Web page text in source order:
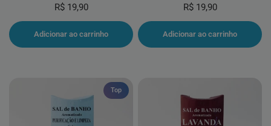
R$ 19,90
Adicionar ao carrinho
R$ 19,90
Adicionar ao carrinho
Top